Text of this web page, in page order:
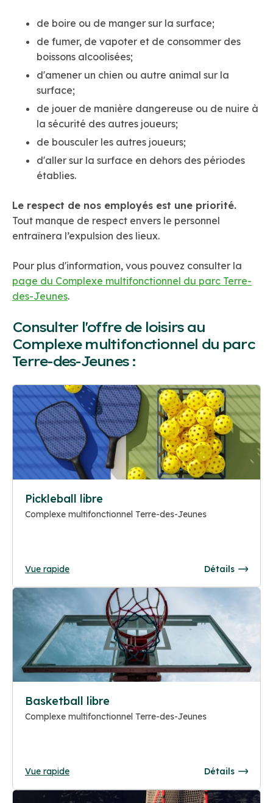
de boire ou de manger sur la surface;
de fumer, de vapoter et de consommer des
boissons alcoolisées;
d'amener un chien ou autre animal sur la
surface;
de jouer de manière dangereuse ou de nuire à
la sécurité des autres joueurs;
de bousculer les autres joueurs;
d'aller sur la surface en dehors des périodes
établies.
Le respect de nos employés est une priorité.
Tout manque de respect envers le personnel
entraînera l’expulsion des lieux.
Pour plus d'information, vous pouvez consulter la
page du Complexe multifonctionnel du parc Terre-
des-Jeunes.
Consulter l'offre de loisirs au
Complexe multifonctionnel du parc
Terre-des-Jeunes :
Pickleball libre
Complexe multifonctionnel Terre-des-Jeunes
Vue rapide Détails
Basketball libre
Complexe multifonctionnel Terre-des-Jeunes
Vue rapide Détails